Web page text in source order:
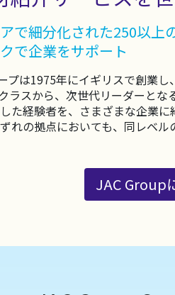
で細分化された250以上
で企業をサポート
プは1975年にイギリスで創業
ラスから、次世代リーダーと
た経験者を、さまざまな企業
れの拠点においても、同レベ
JAC Group